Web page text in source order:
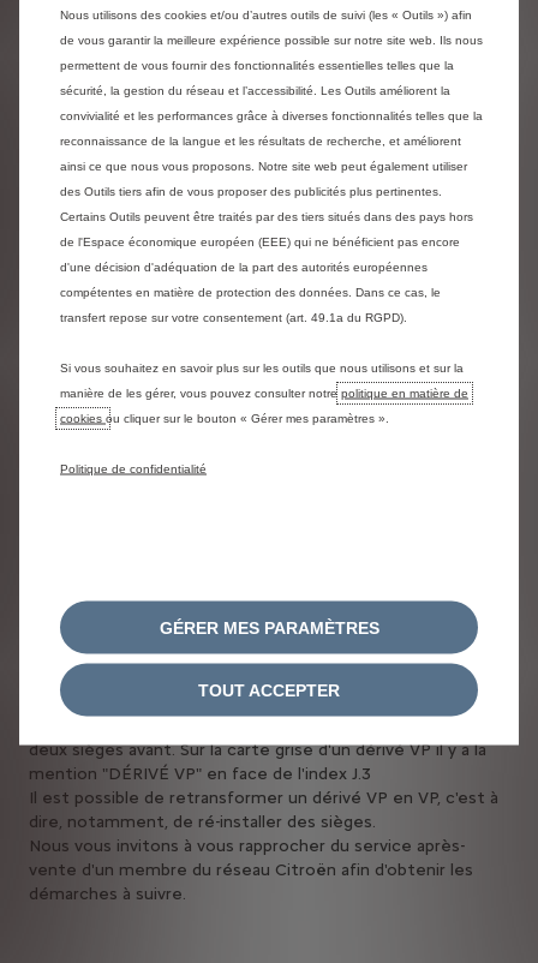
Vous possédez un véhicule immatriculé en France que
vous souhaitez transformer ou qui a été transformé ou
aménagé par un carrossier.
Au passage à la DRIEE ou DREAL (ex-service des mines)
pour une réception à titre isolé, il vous est demandé
l'autorisation de transformation écrite de Citroën et
le spécimen du certificat de conformité ou de notice
descriptive "barré rouge" du véhicule de base (hors
modifications).
votre projet de transformation à Citroën avant de
l'effectuer. Attention, ces document ne permettent pas
l'immatriculation du véhicule en préfecture mais la
Vous souhaitez transformer un véhicule entreprise
dérivé VP immatriculé en France en VP. Un "dérivé VP"
est un véhicule dérivé d'un véhicule particulier (= VP).
Cela signifie que c'est un véhicule normal, comme une C3,
sur lequel on a fait des modifications. Bien souvent les
deux sièges avant. Sur la carte grise d'un dérivé VP il y a la
mention "DÉRIVÉ VP" en face de l'index J.3
Il est possible de retransformer un dérivé VP en VP, c'est à
dire, notamment, de ré-installer des sièges.
Nous vous invitons à vous rapprocher du service après-
vente d'un membre du réseau Citroën afin d'obtenir les
démarches à suivre.
Nous utilisons des cookies et/ou d’autres outils de suivi (les « Outils ») afin
de vous garantir la meilleure expérience possible sur notre site web. Ils nous
permettent de vous fournir des fonctionnalités essentielles telles que la
sécurité, la gestion du réseau et l’accessibilité. Les Outils améliorent la
convivialité et les performances grâce à diverses fonctionnalités telles que la
reconnaissance de la langue et les résultats de recherche, et améliorent
ainsi ce que nous vous proposons. Notre site web peut également utiliser
des Outils tiers afin de vous proposer des publicités plus pertinentes.
Certains Outils peuvent être traités par des tiers situés dans des pays hors
de l'Espace économique européen (EEE) qui ne bénéficient pas encore
d'une décision d'adéquation de la part des autorités européennes
compétentes en matière de protection des données. Dans ce cas, le
transfert repose sur votre consentement (art. 49.1a du RGPD).
Si vous souhaitez en savoir plus sur les outils que nous utilisons et sur la
manière de les gérer, vous pouvez consulter notre politique en matière de
cookies ou cliquer sur le bouton « Gérer mes paramètres ».
Politique de confidentialité
GÉRER MES PARAMÈTRES
TOUT ACCEPTER